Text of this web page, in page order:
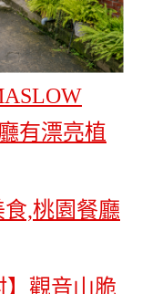
有漂亮植
】觀音山脆